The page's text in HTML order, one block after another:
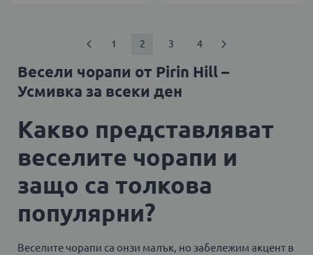
Страница
Страница
Предишен
Страница
1
В
момента
четете
2 Страница
3 Страница
4
Весели чорапи от Pirin Hill –
Усмивка за всеки ден
Какво представляват
веселите чорапи и
защо са толкова
популярни?
Веселите чорапи са онзи малък, но забележим акцент в